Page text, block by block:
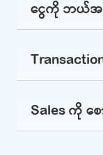
ငွေကို ဘယ်အခ
Sales ကို စ